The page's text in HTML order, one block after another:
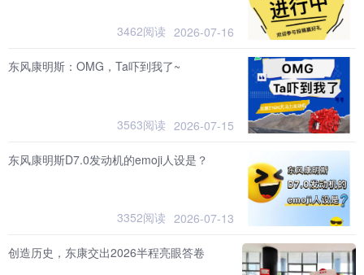
3462阅读 2026-07-16
东风康明斯：OMG，Ta吓到我了~
3563阅读 2026-07-15
东风康明斯D7.0发动机的emoji人设是？
3352阅读 2026-07-13
创造历史，东康交出2026半程亮眼答卷